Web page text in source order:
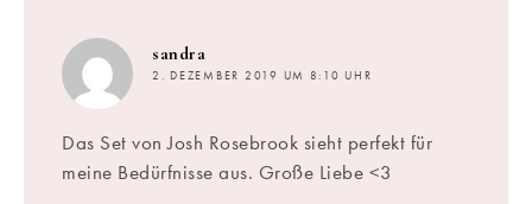
sandra
2. DEZEMBER 2019 UM 8:10 UHR
Das Set von Josh Rosebrook sieht perfekt für
meine Bedürfnisse aus. Große Liebe <3